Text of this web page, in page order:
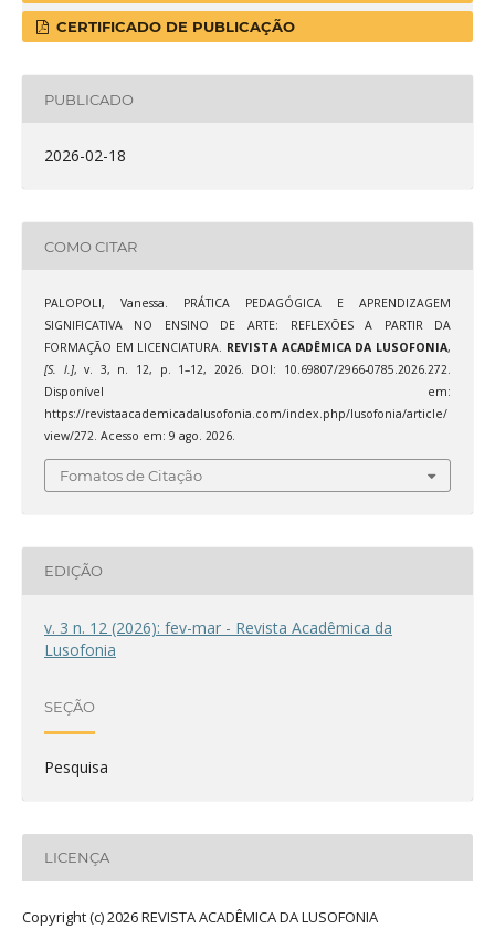
CERTIFICADO DE PUBLICAÇÃO
PUBLICADO
2026-02-18
COMO CITAR
PALOPOLI, Vanessa. PRÁTICA PEDAGÓGICA E APRENDIZAGEM
SIGNIFICATIVA NO ENSINO DE ARTE: REFLEXÕES A PARTIR DA
FORMAÇÃO EM LICENCIATURA. REVISTA ACADÊMICA DA LUSOFONIA,
[S. l.], v. 3, n. 12, p. 1–12, 2026. DOI: 10.69807/2966-0785.2026.272.
Disponível em:
https://revistaacademicadalusofonia.com/index.php/lusofonia/article/
view/272. Acesso em: 9 ago. 2026.
Fomatos de Citação
EDIÇÃO
v. 3 n. 12 (2026): fev-mar - Revista Acadêmica da
Lusofonia
SEÇÃO
Pesquisa
LICENÇA
Copyright (c) 2026 REVISTA ACADÊMICA DA LUSOFONIA